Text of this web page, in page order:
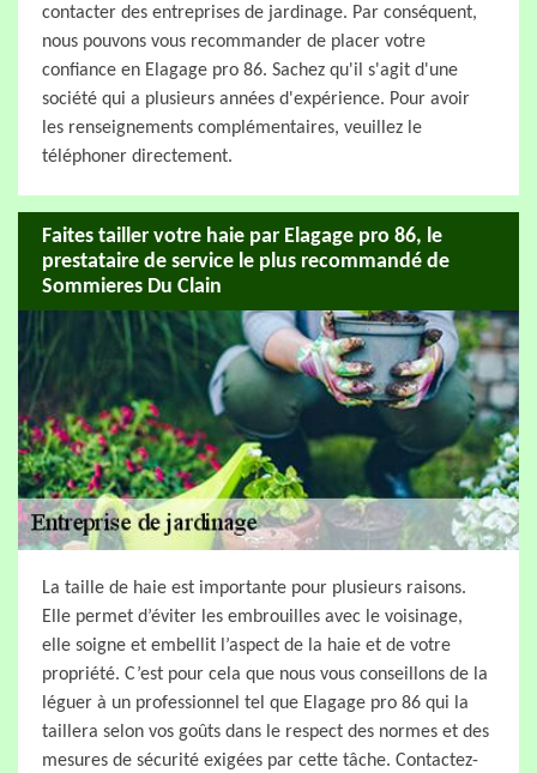
contacter des entreprises de jardinage. Par conséquent,
nous pouvons vous recommander de placer votre
confiance en Elagage pro 86. Sachez qu'il s'agit d'une
société qui a plusieurs années d'expérience. Pour avoir
les renseignements complémentaires, veuillez le
téléphoner directement.
Faites tailler votre haie par Elagage pro 86, le
prestataire de service le plus recommandé de
Sommieres Du Clain
La taille de haie est importante pour plusieurs raisons.
Elle permet d’éviter les embrouilles avec le voisinage,
elle soigne et embellit l’aspect de la haie et de votre
propriété. C’est pour cela que nous vous conseillons de la
léguer à un professionnel tel que Elagage pro 86 qui la
taillera selon vos goûts dans le respect des normes et des
mesures de sécurité exigées par cette tâche. Contactez-